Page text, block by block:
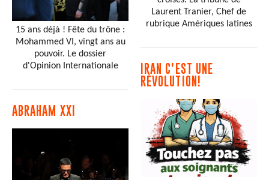
15 ans déjà ! Fête du trône :
Mohammed VI, vingt ans au
pouvoir. Le dossier
d'Opinion Internationale
ABRAHAM XXI
Laurent Tranier, Chef de
rubrique Amériques latines
IRAN C'EST UNE
RÉVOLUTION!